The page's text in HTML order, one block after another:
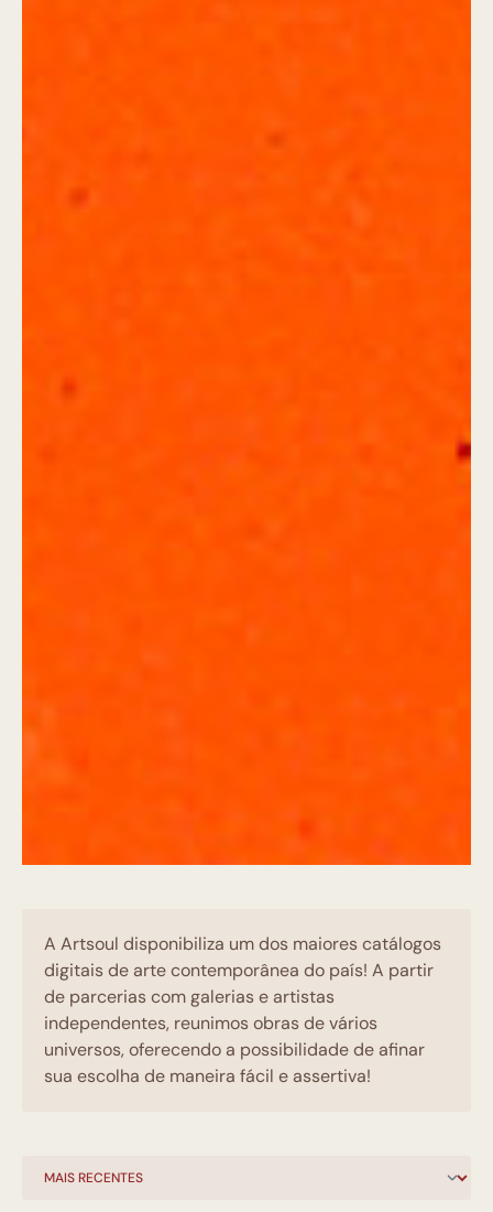
A Artsoul disponibiliza um dos maiores catálogos
digitais de arte contemporânea do país! A partir
de parcerias com galerias e artistas
independentes, reunimos obras de vários
universos, oferecendo a possibilidade de afinar
sua escolha de maneira fácil e assertiva!